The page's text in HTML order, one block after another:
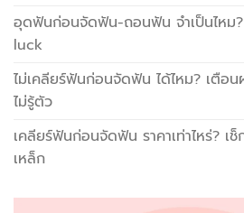
อุดฟันก่อนจัดฟัน-ถอนฟัน จำเป็นไหม
luck
ไม่เคลียร์ฟันก่อนจัดฟัน ได้ไหม? เตือ
ไม่รู้ตัว
เคลียร์ฟันก่อนจัดฟัน ราคาเท่าไหร่? เ
เหล็ก